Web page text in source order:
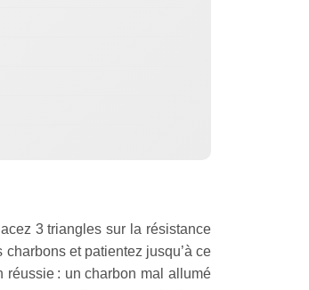
3 triangles sur la résistance
et patientez jusqu’à ce
réussie : un charbon mal allumé